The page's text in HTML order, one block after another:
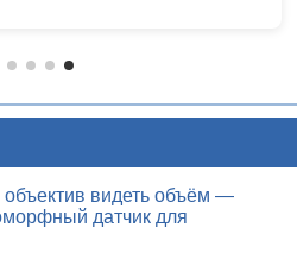
видеть объём —
датчик для